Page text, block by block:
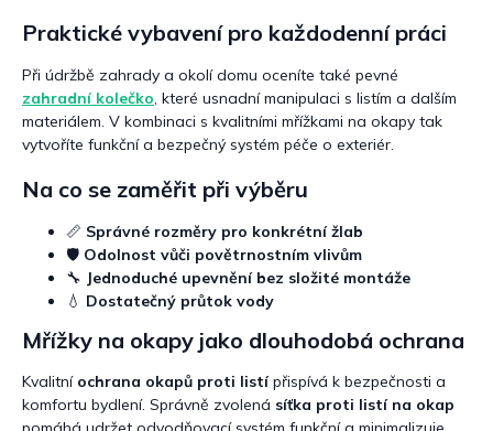
Praktické vybavení pro každodenní práci
Při údržbě zahrady a okolí domu oceníte také pevné
zahradní kolečko, které usnadní manipulaci s listím a dalším
materiálem. V kombinaci s kvalitními mřížkami na okapy tak
vytvoříte funkční a bezpečný systém péče o exteriér.
Na co se zaměřit při výběru
📏 Správné rozměry pro konkrétní žlab
🛡️ Odolnost vůči povětrnostním vlivům
🔧 Jednoduché upevnění bez složité montáže
💧 Dostatečný průtok vody
Mřížky na okapy jako dlouhodobá ochrana
Kvalitní ochrana okapů proti listípřispívá k bezpečnosti a
komfortu bydlení. Správně zvolená síťka proti listí na okap